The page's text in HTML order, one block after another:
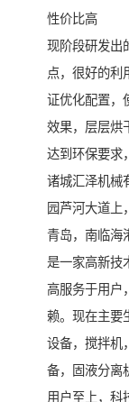
性价比高
现阶段研发出
点，很好的利
证优化配置，
效果，层层烘
达到环保要求
诸城汇泽机械
园芦河大道上
青岛，南临海
是一家高新技
高服务于用户
赖。现在主要
设备，搅拌机
备，固液分离
用户至上，科